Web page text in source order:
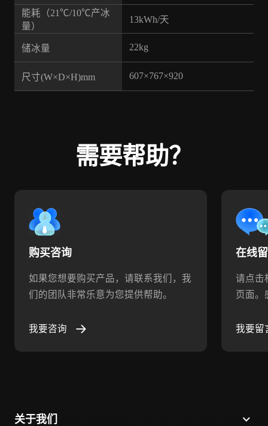
能耗（21℃/10℃产冰
量）
13kWh/天
储冰量 22kg
尺寸(W×D×H)mm 607×767×920
需要帮助？
购买咨询
如果您想要购买产品，请联系我们，我
们的团队非常乐意为您提供帮助。
我要咨询
在线
请点击
页面。
我要留
关于我们